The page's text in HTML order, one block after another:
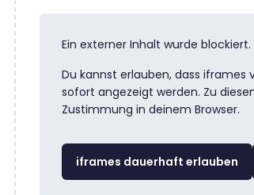
Ein externer Inhalt wurde blockiert.
Du kannst erlauben, dass iframes
sofort angezeigt werden. Zu
Zustimmung in deinem Browser.
iframes dauerhaft erlauben